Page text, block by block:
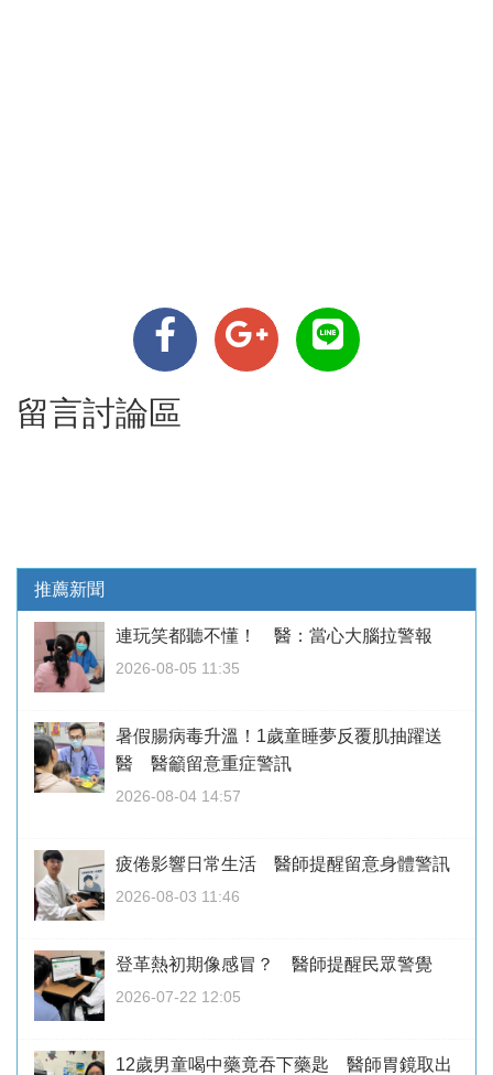
留言討論區
推薦新聞
連玩笑都聽不懂！ 醫：當心大腦拉警報
2026-08-05 11:35
暑假腸病毒升溫！1歲童睡夢反覆肌抽躍送
醫 醫籲留意重症警訊
2026-08-04 14:57
疲倦影響日常生活 醫師提醒留意身體警訊
2026-08-03 11:46
登革熱初期像感冒？ 醫師提醒民眾警覺
2026-07-22 12:05
12歲男童喝中藥竟吞下藥匙 醫師胃鏡取出